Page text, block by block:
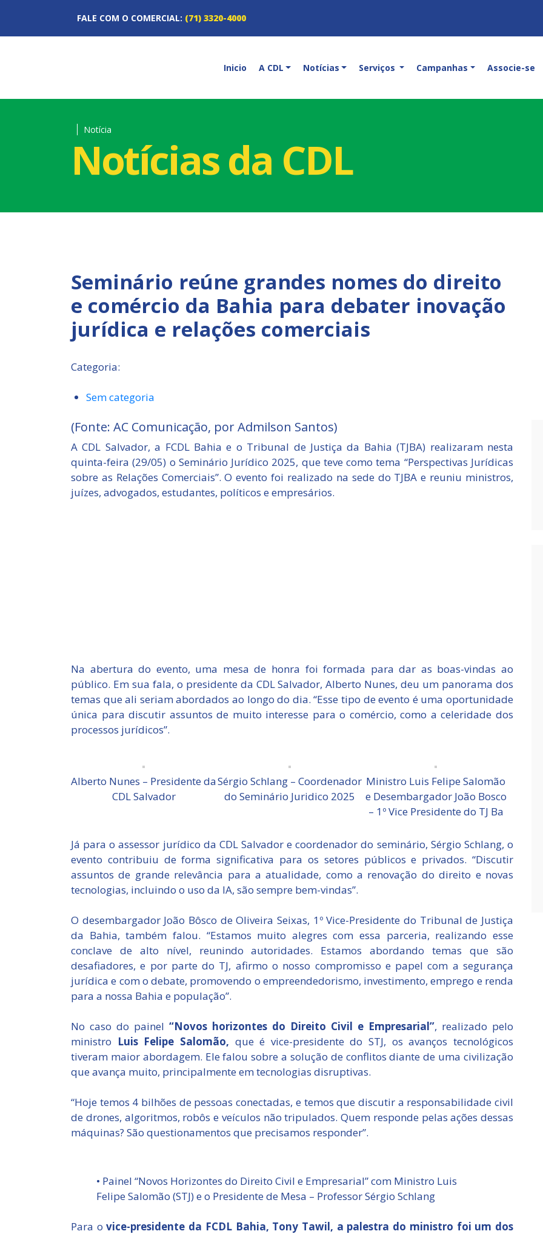
FALE COM O COMERCIAL: (71) 3320-4000
Inicio A CDL Notícias Serviços Campanhas Associe-se
Notícia
Notícias da CDL
Seminário reúne grandes nomes do direito
e comércio da Bahia para debater inovação
jurídica e relações comerciais
Categoria:
Sem categoria
(Fonte: AC Comunicação, por Admilson Santos)
A CDL Salvador, a FCDL Bahia e o Tribunal de Justiça da Bahia (TJBA) realizaram nesta
quinta-feira (29/05) o Seminário Jurídico 2025, que teve como tema “Perspectivas Jurídicas
sobre as Relações Comerciais”. O evento foi realizado na sede do TJBA e reuniu ministros,
juízes, advogados, estudantes, políticos e empresários.
Na abertura do evento, uma mesa de honra foi formada para dar as boas-vindas ao
público. Em sua fala, o presidente da CDL Salvador, Alberto Nunes, deu um panorama dos
temas que ali seriam abordados ao longo do dia. “Esse tipo de evento é uma oportunidade
única para discutir assuntos de muito interesse para o comércio, como a celeridade dos
processos jurídicos”.
Alberto Nunes – Presidente da
CDL Salvador
Sérgio Schlang – Coordenador
do Seminário Juridico 2025
Ministro Luis Felipe Salomão
e Desembargador João Bosco
– 1º Vice Presidente do TJ Ba
Já para o assessor jurídico da CDL Salvador e coordenador do seminário, Sérgio Schlang, o
evento contribuiu de forma significativa para os setores públicos e privados. “Discutir
assuntos de grande relevância para a atualidade, como a renovação do direito e novas
tecnologias, incluindo o uso da IA, são sempre bem-vindas”.
O desembargador João Bôsco de Oliveira Seixas, 1º Vice-Presidente do Tribunal de Justiça
da Bahia, também falou. “Estamos muito alegres com essa parceria, realizando esse
conclave de alto nível, reunindo autoridades. Estamos abordando temas que são
desafiadores, e por parte do TJ, afirmo o nosso compromisso e papel com a segurança
jurídica e com o debate, promovendo o empreendedorismo, investimento, emprego e renda
para a nossa Bahia e população”.
No caso do painel “Novos horizontes do Direito Civil e Empresarial”, realizado pelo
ministro Luis Felipe Salomão, que é vice-presidente do STJ, os avanços tecnológicos
tiveram maior abordagem. Ele falou sobre a solução de conflitos diante de uma civilização
que avança muito, principalmente em tecnologias disruptivas.
“Hoje temos 4 bilhões de pessoas conectadas, e temos que discutir a responsabilidade civil
de drones, algoritmos, robôs e veículos não tripulados. Quem responde pelas ações dessas
máquinas? São questionamentos que precisamos responder”.
• Painel “Novos Horizontes do Direito Civil e Empresarial” com Ministro Luis
Felipe Salomão (STJ) e o Presidente de Mesa – Professor Sérgio Schlang
Para ovice-presidente da FCDL Bahia, Tony Tawil, a palestra do ministro foi um dos